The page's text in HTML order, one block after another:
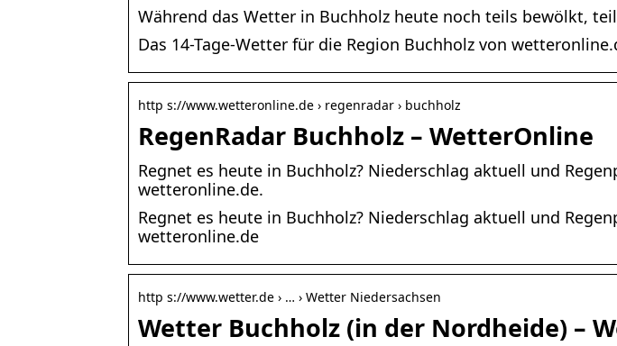
Während das Wetter in Buchholz heute noch teils bewölkt,
Das 14-Tage-Wetter für die Region Buchholz von
http s://www.wetteronline.de › regenradar › buchholz
RegenRadar Buchholz – WetterOnline
Regnet es heute in Buchholz? Niederschlag aktuell und
wetteronline.de.
Regnet es heute in Buchholz? Niederschlag aktuell und
wetteronline.de
http s://www.wetter.de › … › Wetter Niedersachsen
Wetter Buchholz (in der Nordheide) –